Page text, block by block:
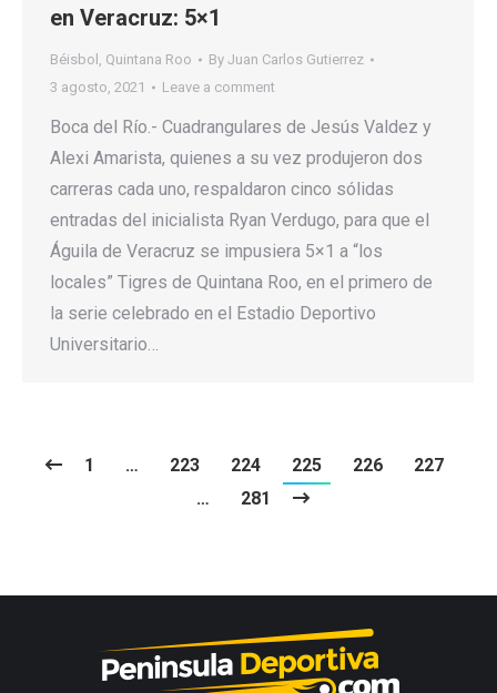
en Veracruz: 5×1
Béisbol , Quintana Roo By Juan Carlos Gutierrez
3 agosto, 2021
Leave a comment
Boca del Río.- Cuadrangulares de Jesús Valdez y
Alexi Amarista, quienes a su vez produjeron dos
carreras cada uno, respaldaron cinco sólidas
entradas del inicialista Ryan Verdugo, para que el
Águila de Veracruz se impusiera 5×1 a “los
locales” Tigres de Quintana Roo, en el primero de
la serie celebrado en el Estadio Deportivo
Universitario…
1 … 223 224 225 226
227
…
281